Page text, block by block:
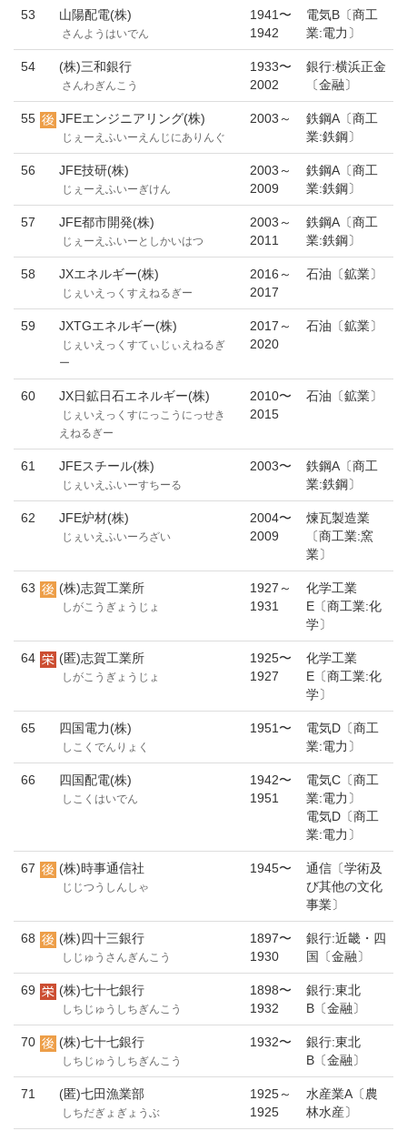
53 山陽配電(株)
さんようはいでん
1941〜
1942
電気B〔商工
業:電力〕
54 (株)三和銀行
さんわぎんこう
1933〜
2002
銀行:横浜正金
〔金融〕
55 JFEエンジニアリング(株)
じぇーえふいーえんじにありんぐ
2003～
鉄鋼A〔商工
業:鉄鋼〕
56 JFE技研(株)
じぇーえふいーぎけん
2003～
2009
鉄鋼A〔商工
業:鉄鋼〕
57 JFE都市開発(株)
じぇーえふいーとしかいはつ
2003～
2011
鉄鋼A〔商工
業:鉄鋼〕
58 JXエネルギー(株)
じぇいえっくすえねるぎー
2016～
2017
石油〔鉱業〕
59 JXTGエネルギー(株)
じぇいえっくすてぃじぃえねるぎ
ー
2017～
2020
石油〔鉱業〕
60 JX日鉱日石エネルギー(株)
じぇいえっくすにっこうにっせき
えねるぎー
2010〜
2015
石油〔鉱業〕
61 JFEスチール(株)
じぇいえふいーすちーる
2003〜
鉄鋼A〔商工
業:鉄鋼〕
62 JFE炉材(株)
じぇいえふいーろざい
2004〜
2009
煉瓦製造業
〔商工業:窯
業〕
63 (株)志賀工業所
しがこうぎょうじょ
1927～
1931
化学工業
E〔商工業:化
学〕
64 (匿)志賀工業所
しがこうぎょうじょ
1925〜
1927
化学工業
E〔商工業:化
学〕
65 四国電力(株)
しこくでんりょく
1951〜
電気D〔商工
業:電力〕
66 四国配電(株)
しこくはいでん
1942〜
1951
電気C〔商工
業:電力〕
電気D〔商工
業:電力〕
67 (株)時事通信社
じじつうしんしゃ
1945〜
通信〔学術及
び其他の文化
事業〕
68 (株)四十三銀行
しじゅうさんぎんこう
1897〜
1930
銀行:近畿・四
国〔金融〕
69 (株)七十七銀行
しちじゅうしちぎんこう
1898〜
1932
銀行:東北
B〔金融〕
70 (株)七十七銀行
しちじゅうしちぎんこう
1932〜
銀行:東北
B〔金融〕
71 (匿)七田漁業部
しちだぎょぎょうぶ
1925～
1925
水産業A〔農
林水産〕